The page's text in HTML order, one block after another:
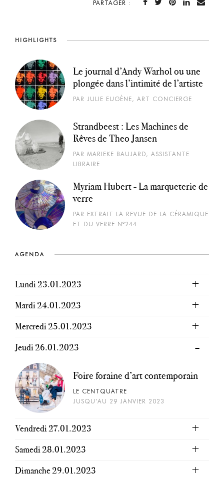
PARTAGER :
HIGHLIGHTS
Le journal d’Andy Warhol ou une
plongée dans l’intimité de l’artiste
PAR JULIE EUGÈNE, ART CONCIERGE
Strandbeest : Les Machines de
Rêves de Theo Jansen
PAR MARIEKE BAUJARD, ASSISTANTE
LIBRAIRE
Myriam Hubert - La marqueterie de
verre
PAR EXTRAIT LA REVUE DE LA CÉRAMIQUE
ET DU VERRE N°244
AGENDA
Lundi 23.01.2023
Mardi 24.01.2023
Mercredi 25.01.2023
Jeudi 26.01.2023
Foire foraine d’art contemporain
LE CENTQUATRE
JUSQU'AU 29 JANVIER 2023
Vendredi 27.01.2023
Samedi 28.01.2023
Dimanche 29.01.2023